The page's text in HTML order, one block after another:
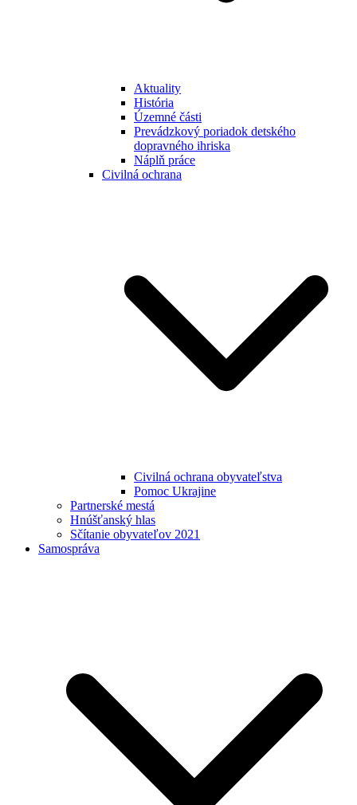
Aktuality
História
Územné části
Prevádzkový poriadok detského
dopravného ihriska
Náplň práce
Civilná ochrana
Civilná ochrana obyvateľstva
Pomoc Ukrajine
Partnerské mestá
Hnúšťanský hlas
Sčítanie obyvateľov 2021
Samospráva